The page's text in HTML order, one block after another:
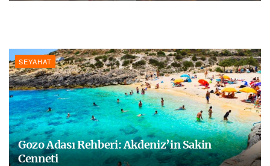
SEYAHAT
Gozo Adası Rehberi: Akdeniz’in Sakin
Cenneti